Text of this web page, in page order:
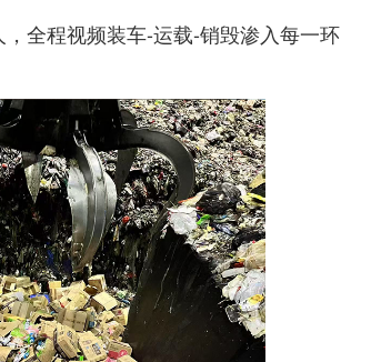
全程视频装车-运载-销毁渗入每一环